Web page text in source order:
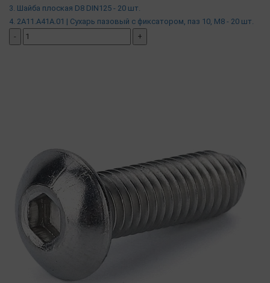
3. Шайба плоская D8 DIN125 - 20 шт.
4. 2A11.A41A.01 | Сухарь пазовый c фиксатором, паз 10, М8 - 20 шт.
-
+